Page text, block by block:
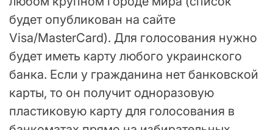
будет опубликован на сайте
Visa/MasterCard). Для голосования нужно
будет иметь карту любого украинского
банка. Если у гражданина нет банковской
карты, то он получит одноразовую
пластиковую карту для голосования в